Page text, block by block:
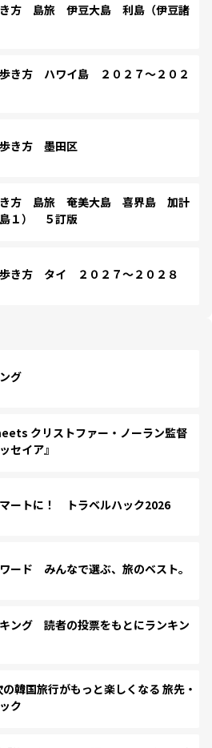
方 島旅 伊豆大島 利島（伊豆諸
き方 ハワイ島 ２０２７～２０２
き方 墨田区
き方 島旅 奄美大島 喜界島 加計
１） ５訂版
き方 タイ ２０２７～２０２８
グ
クリストファー・ノーラン監督
セイア』
ートに！ トラベルハック2026
ード みんなで選ぶ、旅のベスト。
ング 読者の投票をもとにランキン
韓国旅行がもっと楽しくなる 旅先・
ク